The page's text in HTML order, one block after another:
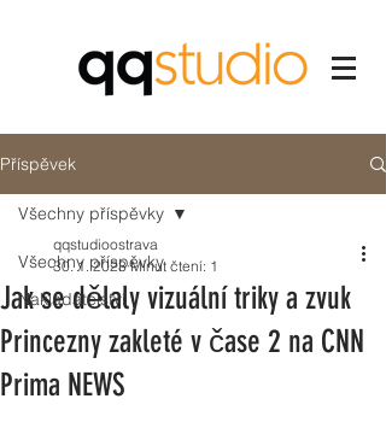
Příspěvek
Všechny příspěvky
Nakladatelství
Všechny příspěvky
Jak se dělaly vizuální triky a zvuk
Princezny zakleté v čase 2 na CNN
Prima NEWS
qqstudioostrava
30. 1. 2023 Minut čtení: 1